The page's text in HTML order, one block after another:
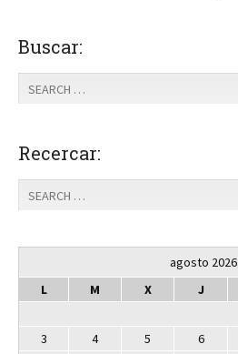
Buscar:
Recercar:
agosto 2026
L
M X J
3
4 5 6